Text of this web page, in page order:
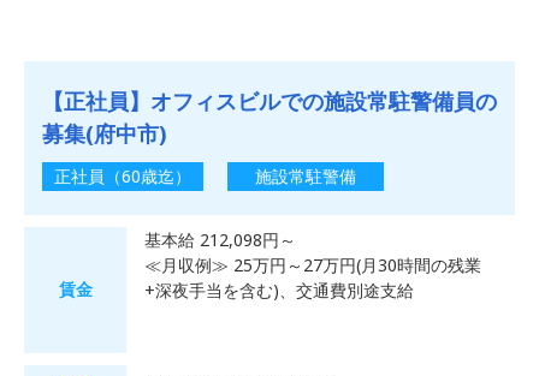
【正社員】オフィスビルでの施設常駐警備員の
募集(府中市)
正社員（60歳迄） 施設常駐警備
賃金
基本給 212,098円～
≪月収例≫ 25万円～27万円(月30時間の残業
+深夜手当を含む)、交通費別途支給